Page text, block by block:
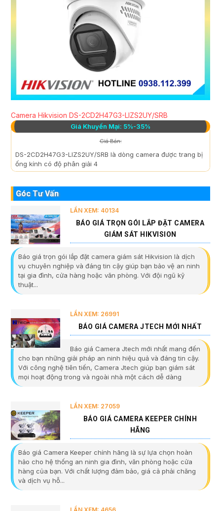
Camera Hikvision DS-2CD2H47G3-LIZS2UY/SRB
Giá Khuyến Mại: 5%-35%
Giá Bán:
DS-2CD2H47G3-LIZS2UY/SRB là dòng camera được trang bị
ống kính có độ phân giải 4
Góc Tư Vấn
LẦN XEM: 40134
BÁO GIÁ TRỌN GÓI LẮP ĐẶT CAMERA
GIÁM SÁT HIKVISION
Báo giá trọn gói lắp đặt camera giám sát Hikvision là dịch
vụ chuyên nghiệp và đáng tin cậy giúp bạn bảo vệ an ninh
tại gia đình, cửa hàng hoặc văn phòng. Với đội ngũ kỹ
thuật...
LẦN XEM: 26991
BÁO GIÁ CAMERA JTECH MỚI NHẤT
Báo giá Camera Jtech mới nhất mang đến
cho bạn những giải pháp an ninh hiệu quả và đáng tin cậy.
Với công nghệ tiên tiến, Camera Jtech giúp bạn giám sát
mọi hoạt động trong và ngoài nhà một cách dễ dàng
LẦN XEM: 27059
BÁO GIÁ CAMERA KEEPER CHÍNH
HÃNG
Báo giá Camera Keeper chính hãng là sự lựa chọn hoàn
hảo cho hệ thống an ninh gia đình, văn phòng hoặc cửa
hàng của bạn. Với chất lượng đảm bảo, giá cả phải chăng
và dịch vụ hỗ...